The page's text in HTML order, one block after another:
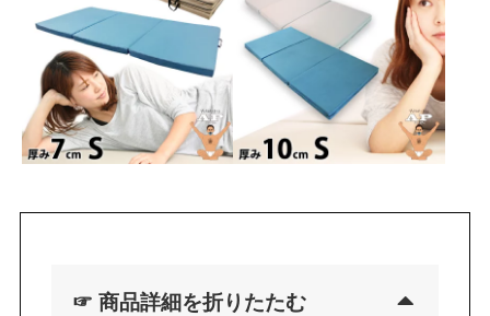
☞ 商品詳細を折りたたむ